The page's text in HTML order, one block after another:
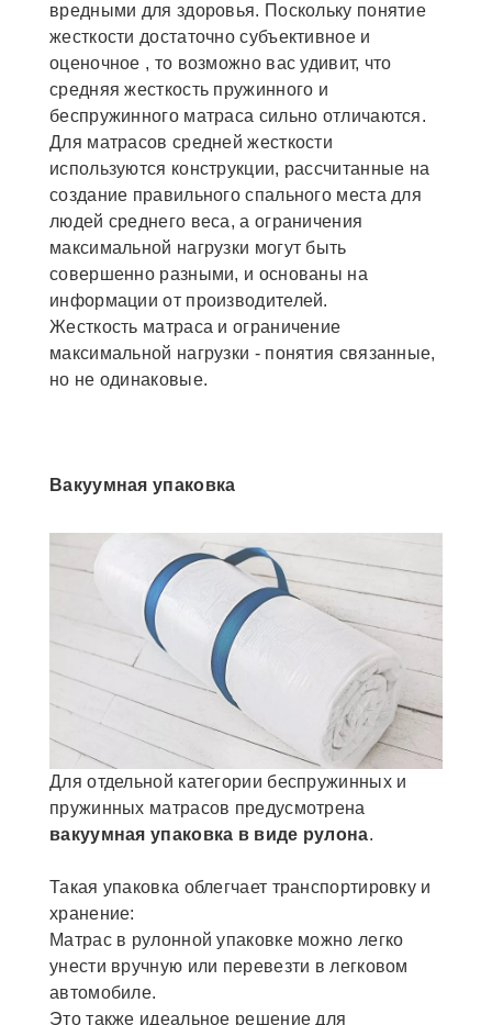
вредными для здоровья. Поскольку понятие
жесткости достаточно субъективное и
оценочное , то возможно вас удивит, что
средняя жесткость пружинного и
беспружинного матраса сильно отличаются.
Для матрасов средней жесткости
используются конструкции, рассчитанные на
создание правильного спального места для
людей среднего веса, а ограничения
максимальной нагрузки могут быть
совершенно разными, и основаны на
информации от производителей.
Жесткость матраса и ограничение
максимальной нагрузки - понятия связанные,
но не одинаковые.
Вакуумная упаковка
Для отдельной категории беспружинных и
пружинных матрасов предусмотрена
вакуумная упаковка в виде рулона.
Такая упаковка облегчает транспортировку и
хранение:
Матрас в рулонной упаковке можно легко
унести вручную или перевезти в легковом
автомобиле.
Это также идеальное решение для